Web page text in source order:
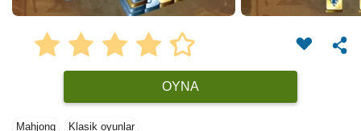
OYNA
Mahjong Klasik oyunlar